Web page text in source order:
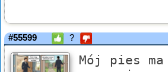
#55599 ?
Mój pies ma